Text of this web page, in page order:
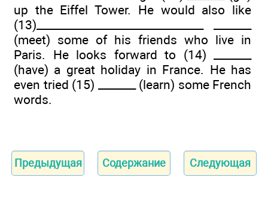
up the Eiffel Tower. He would also like
(13)______________­_________________ _______
(meet) some of his friends who live in
Paris. He looks forward to (14) _______
(have) a great holiday in France. He has
even tried (15) _______ (learn) some French
words.
Предыдущая Содержание Следующая